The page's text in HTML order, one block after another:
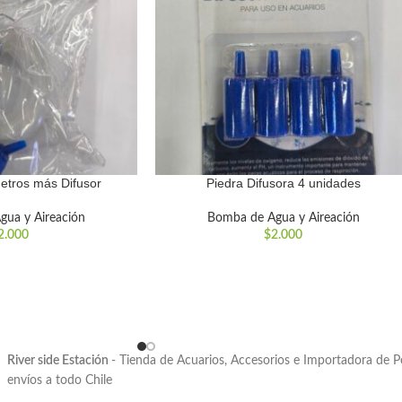
más Difusor
y Aireación
Piedra Difusora 4 unidades
Bomba de Agua y Aireación
$2.000
River side Estación - Tienda de Acuarios, Accesorios e Importadora de
envíos a todo Chile